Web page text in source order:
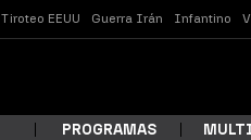
Tiroteo EEUU Guerra Irán Infantino
PROGRAMAS